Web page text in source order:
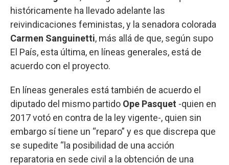
históricamente ha llevado adelante las
reivindicaciones feministas, y la senadora colorada
Carmen Sanguinetti, más allá de que, según supo
El País, esta última, en líneas generales, está de
acuerdo con el proyecto.
En líneas generales está también de acuerdo el
diputado del mismo partido Ope Pasquet -quien en
2017 votó en contra de la ley vigente-, quien sin
embargo sí tiene un “reparo” y es que discrepa que
se supedite “la posibilidad de una acción
reparatoria en sede civil a la obtención de una